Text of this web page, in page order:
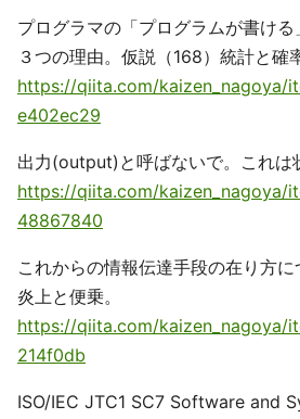
プログラマの「プログラムが書ける
３つの理由。仮説（168）統計と確
https://qiita.com/kaizen_nagoya/
e402ec29
出力(output)と呼ばないで。これは
https://qiita.com/kaizen_nagoya/
48867840
これからの情報伝達手段の在り方に
炎上と便乗。
https://qiita.com/kaizen_nagoya/
214f0db
ISO/IEC JTC1 SC7 Software and